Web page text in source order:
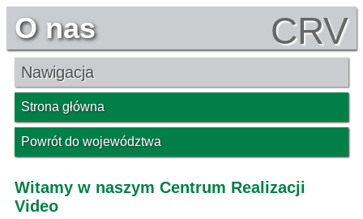
O nas CRV
Nawigacja
Strona główna
Powrót do województwa
Witamy w naszym Centrum Realizacji
Video